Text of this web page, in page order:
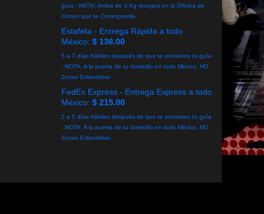
guía - NOTA: Arriba de 3 Kg recoges en la Oficina de
Correo que te Corresponde
Estafeta - Entrega Rápida a todo
México: $ 136.00
5 a 7 días hábiles después de que te enviamos tu guía
- NOTA: A la puerta de tu domicilio en todo México, NO
Zonas Extendidas
FedEx Express - Entrega Express a todo
México: $ 215.00
2 a 5 días hábiles después de que te enviamos tu guía
- NOTA: A la puerta de tu domicilio en todo México, NO
Zonas Extendidas